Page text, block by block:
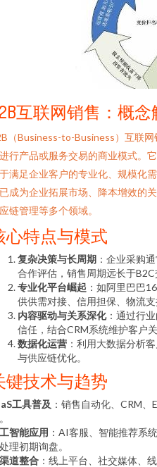
互联网销售：概念
（Business-to-Business）互联
行产品或服务交易的商业模式。
满足企业客户的专业化、规模化
成为企业拓展市场、降本增效的
链管理等多个领域。
心特点与模式
复杂决策与长周期 ：企业采购
合作评估，销售周期远长于B2C
专业化平台崛起 ：如阿里巴巴
供供需对接、信用担保、物流支
内容驱动与关系深化：通过行
信任，结合CRM系统维护客户关
数据化运营 ：利用大数据分析
与供应链优化。
键技术与趋势
工具普及 ：销售自动化、CRM
智能应用 ：AI客服、智能推荐系
理初期询盘。
道整合 ：线上平台、社交媒体、